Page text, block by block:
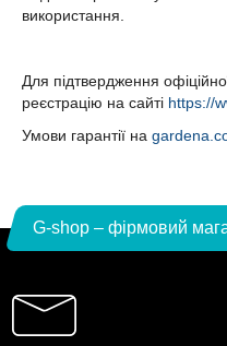
використання.
Для підтвердження
реєстрацію на сайті https://
Умови гарантії на
G-shop – фірмовий